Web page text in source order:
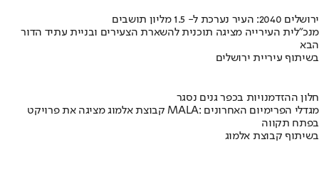
ירושלים 2040: העיר נערכת ל- 1.5 מליון תושבים
מנכ"לית העירייה מציגה תוכנית להשארת הצעירים ובניית עתיד הדור
הבא
בשיתוף עיריית ירושלים
חלון ההזדמנויות בכפר גנים נסגר
קבוצת אלמוג מציגה את פרויקט MALA: מגדלי הפרימיום האחרונים
בפתח תקווה
בשיתוף קבוצת אלמוג